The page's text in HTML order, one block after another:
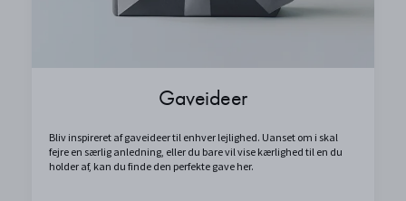
Gaveideer
Bliv inspireret af gaveideer til enhver lejlighed. Uanset om i skal
fejre en særlig anledning, eller du bare vil vise kærlighed til en du
holder af, kan du finde den perfekte gave her.